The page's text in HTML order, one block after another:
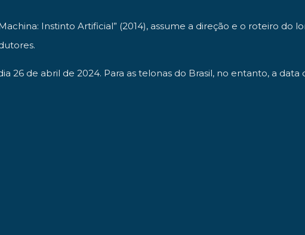
Instinto Artificial” (2014), assume a direção e o roteiro
26 de abril de 2024. Para as telonas do Brasil, no entanto, a